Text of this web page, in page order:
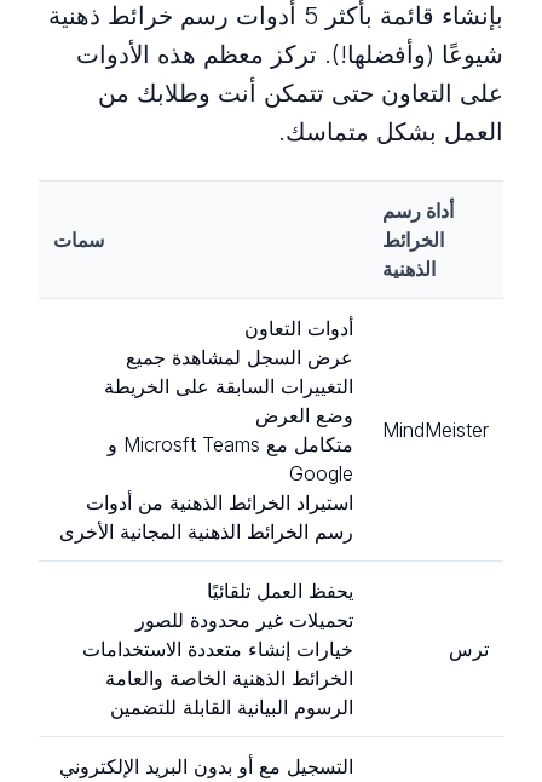
بإنشاء قائمة بأكثر 5 أدوات رسم خرائط ذهنية
شيوعًا (وأفضلها!). تركز معظم هذه الأدوات
على التعاون حتى تتمكن أنت وطلابك من
العمل بشكل متماسك.
أداة رسم
الخرائط
الذهنية
سمات
MindMeister
أدوات التعاون
عرض السجل لمشاهدة جميع
التغييرات السابقة على الخريطة
وضع العرض
متكامل مع Microsft Teams و
Google
استيراد الخرائط الذهنية من أدوات
رسم الخرائط الذهنية المجانية الأخرى
ترس
يحفظ العمل تلقائيًا
تحميلات غير محدودة للصور
خيارات إنشاء متعددة الاستخدامات
الخرائط الذهنية الخاصة والعامة
الرسوم البيانية القابلة للتضمين
التسجيل مع أو بدون البريد الإلكتروني